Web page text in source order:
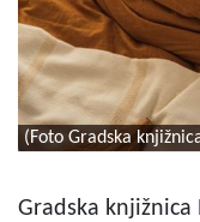
(Foto Gradska
Gradska